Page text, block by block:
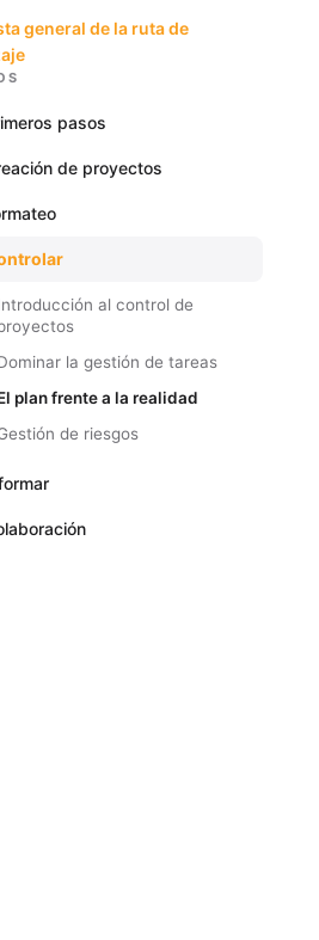
general de la ruta de
pasos
de proyectos
al control de
la gestión de tareas
plan frente a la realidad
de riesgos